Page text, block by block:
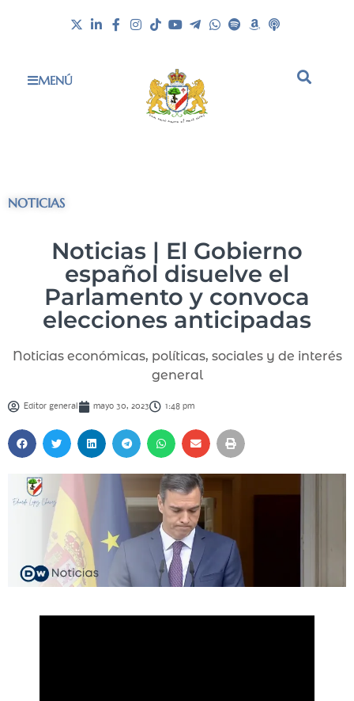
MENÚ
NOTICIAS
Noticias | El Gobierno
español disuelve el
Parlamento y convoca
elecciones anticipadas
Noticias económicas, políticas, sociales y de interés
general
Editor general mayo 30, 2023 1:48 pm